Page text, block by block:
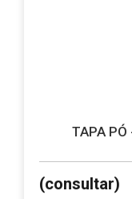
TAPA PÓ
(consultar)